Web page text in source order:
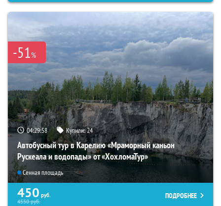
-51%
04:29:57 Купили:24
Автобусный тур в Карелию «Мраморный каньон
Рускеала и водопады» от «ХохломаТур»
Сенная площадь
450 руб.
4550руб.
ПОДРОБНЕЕ